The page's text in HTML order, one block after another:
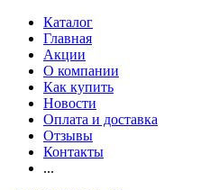
Каталог
Главная
Акции
О компании
Как купить
Новости
Оплата и доставка
Отзывы
Контакты
...